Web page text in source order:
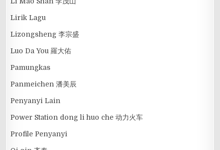
Lirik Lagu
Lizongsheng 李宗盛
Luo Da You 羅大佑
Pamungkas
Panmeichen 潘美辰
Penyanyi Lain
Power Station dong li huo che 动力火车
Profile Penyanyi